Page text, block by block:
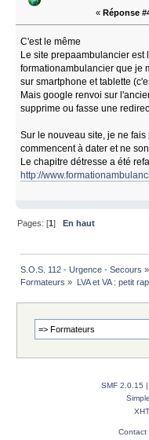
« Réponse
C'est le même
Le site prepaambulancier est
formationambulancier que je
sur smartphone et tablette
Mais google renvoi sur
supprime ou fasse une
Sur le nouveau site, je ne
commencent à dater et ne
Le chapitre détresse a été
http://
Pages: [1]En haut
S.O.S. 112 - Urgence - Secours »
Formateurs » LVA et VA : petit
SMF 2.0.15 |
Contact